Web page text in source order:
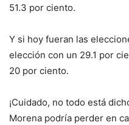
51.3 por ciento.
Y si hoy fueran las
elección con un 29.1 por
20 por ciento.
¡Cuidado, no todo está
Morena podría perder en